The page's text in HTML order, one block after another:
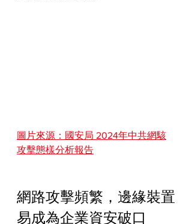
圖片來源：國安局 2024年中共網駭
攻擊態樣分析報告
網路攻擊頻繁，邊緣裝置
易成為企業資安破口